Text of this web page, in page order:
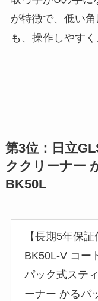
が特徴で、低い
も、操作しやす
第3位：日立
ククリーナー
BK50L
【長期5年保
BK50L-V コー
パック式ステ
ーナー かるパ